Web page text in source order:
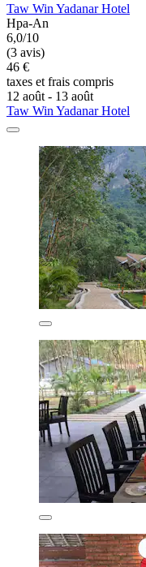
Taw Win Yadanar Hotel
Hpa-An
6,0/10
(3 avis)
46 €
taxes et frais compris
12 août - 13 août
Taw Win Yadanar Hotel